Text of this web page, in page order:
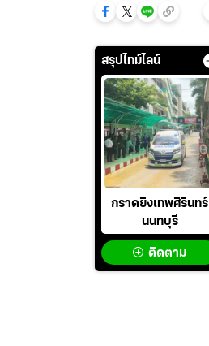
สรุปไทม์ไลน์
กราดยิงเทพศิรินทร์
นนทบุรี
ติดตาม